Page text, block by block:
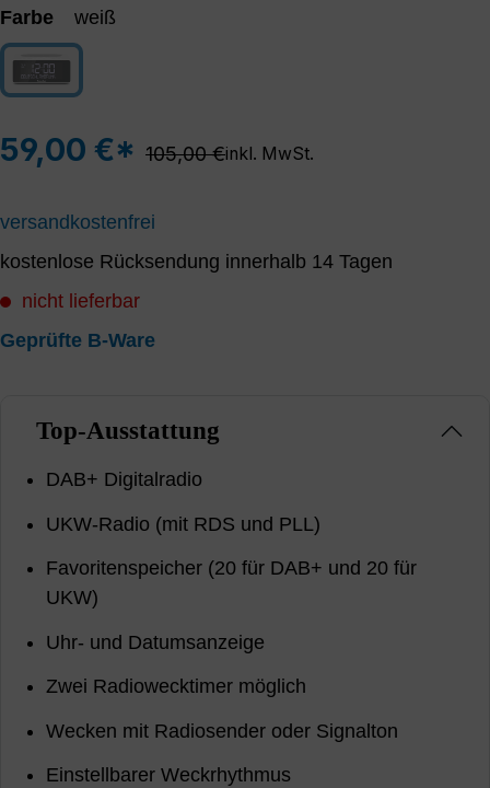
Farbe
weiß
weiß
(Diese Option ist zurzeit nicht verfügbar.)
59,00 €* Regulärer Preis:
105,00 €inkl. MwSt.
versandkostenfrei
kostenlose Rücksendung innerhalb 14 Tagen
nicht lieferbar
Geprüfte B-Ware
Top-Ausstattung
DAB+ Digitalradio
UKW-Radio (mit RDS und PLL)
Favoritenspeicher (20 für DAB+ und 20 für
UKW)
Uhr- und Datumsanzeige
Zwei Radiowecktimer möglich
Wecken mit Radiosender oder Signalton
Einstellbarer Weckrhythmus